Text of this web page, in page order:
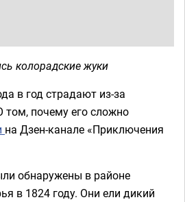
колорадские жуки
в год страдают из-за
том, почему его сложно
на Дзен-канале «Приключения
обнаружены в районе
в 1824 году. Они ели дикий